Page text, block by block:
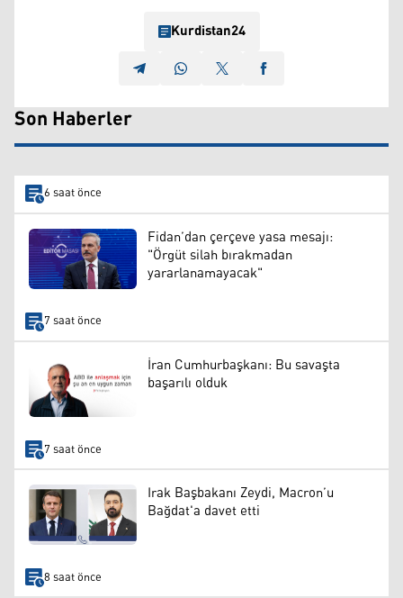
Kurdistan24
Son Haberler
6 saat önce
Fidan’dan çerçeve yasa mesajı:
"Örgüt silah bırakmadan
yararlanamayacak"
7 saat önce
İran Cumhurbaşkanı: Bu savaşta
başarılı olduk
7 saat önce
Irak Başbakanı Zeydi, Macron’u
Bağdat'a davet etti
8 saat önce